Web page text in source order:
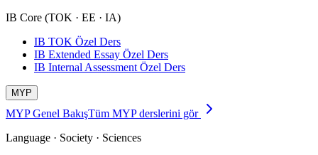
IB Core (TOK · EE · IA)
IB TOK Özel Ders
IB Extended Essay Özel Ders
IB Internal Assessment Özel Ders
MYP
MYP Genel BakışTüm MYP derslerini gör
Language · Society · Sciences